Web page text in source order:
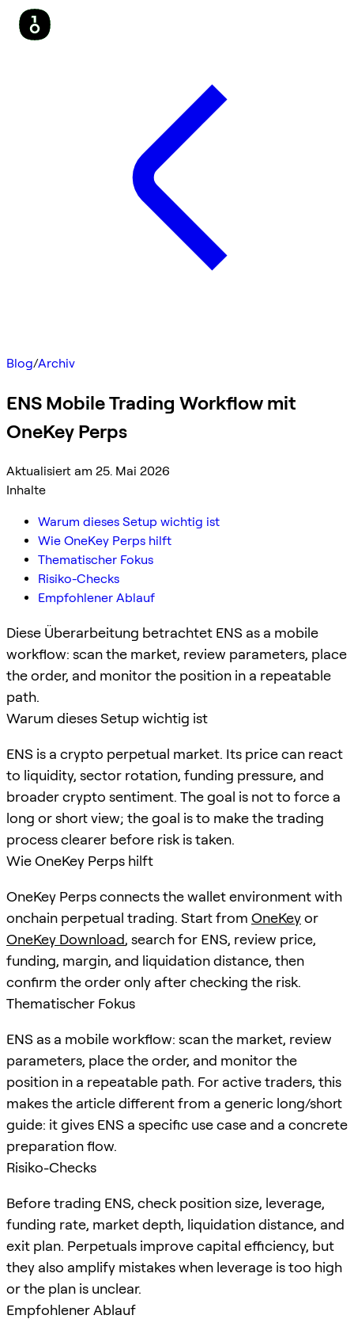
Blog/Archiv
ENS Mobile Trading Workflow mit
OneKey Perps
Aktualisiert am 25. Mai 2026
Inhalte
Warum dieses Setup wichtig ist
Wie OneKey Perps hilft
Thematischer Fokus
Risiko-Checks
Empfohlener Ablauf
Diese Überarbeitung betrachtet ENS as a mobile
workflow: scan the market, review parameters, place
the order, and monitor the position in a repeatable
path.
Warum dieses Setup wichtig ist
ENS is a crypto perpetual market. Its price can react
to liquidity, sector rotation, funding pressure, and
broader crypto sentiment. The goal is not to force a
long or short view; the goal is to make the trading
process clearer before risk is taken.
Wie OneKey Perps hilft
OneKey Perps connects the wallet environment with
onchain perpetual trading. Start from OneKeyor
OneKey Download, search for ENS, review price,
funding, margin, and liquidation distance, then
confirm the order only after checking the risk.
Thematischer Fokus
ENS as a mobile workflow: scan the market, review
parameters, place the order, and monitor the
position in a repeatable path. For active traders, this
makes the article different from a generic long/short
guide: it gives ENS a specific use case and a concrete
preparation flow.
Risiko-Checks
Before trading ENS, check position size, leverage,
funding rate, market depth, liquidation distance, and
exit plan. Perpetuals improve capital efficiency, but
they also amplify mistakes when leverage is too high
or the plan is unclear.
Empfohlener Ablauf